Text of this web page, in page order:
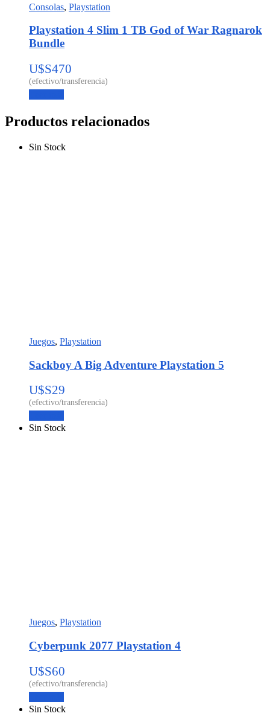
Consolas, Playstation
Playstation 4 Slim 1 TB God of War Ragnarok
Bundle
U$S470
Productos relacionados
Sin Stock
Juegos, Playstation
Sackboy A Big Adventure Playstation 5
U$S29
Sin Stock
Juegos, Playstation
Cyberpunk 2077 Playstation 4
U$S60
Sin Stock